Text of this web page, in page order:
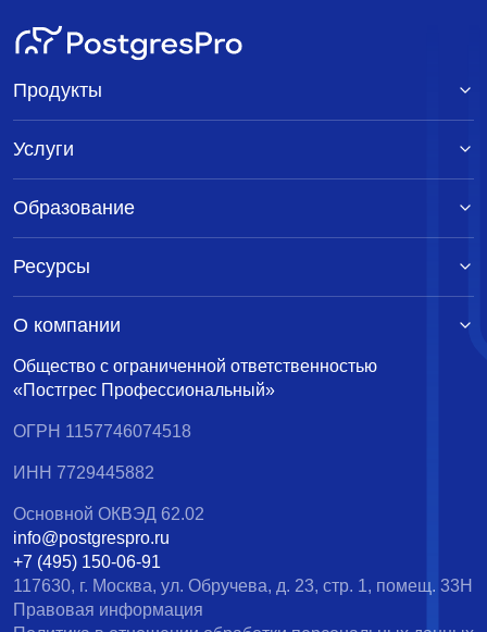
Общество с ограниченной ответственностью
«Постгрес Профессиональный»
ОГРН 1157746074518
ИНН 7729445882
Основной ОКВЭД 62.02
info@postgrespro.ru
+7 (495) 150-06-91
117630, г. Москва, ул. Обручева, д. 23, стр. 1, помещ. 33Н
Правовая информация
Продукты
Услуги
Образование
Ресурсы
О компании